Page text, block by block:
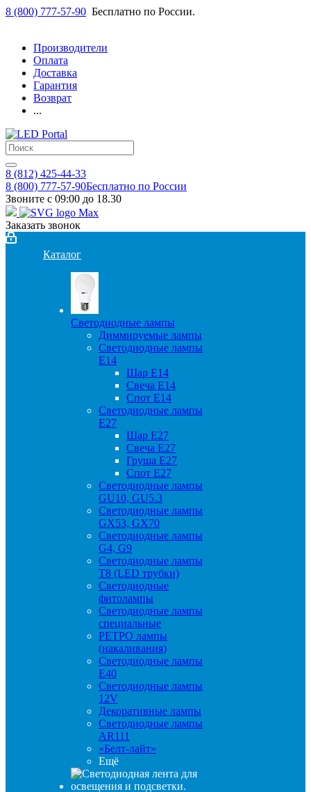
8 (800) 777-57-90 Бесплатно по России.
Производители
Оплата
Доставка
Гарантия
Возврат
...
8 (812) 425-44-33
8 (800) 777-57-90Бесплатно по России
Звоните с 09:00 до 18.30
Заказать звонок
Каталог
Светодиодные лампы
Диммируемые лампы
Светодиодные лампы
Е14
Шар Е14
Свеча Е14
Спот Е14
Светодиодные лампы
Е27
Шар Е27
Свеча Е27
Груша Е27
Спот Е27
Светодиодные лампы
GU10, GU5.3
Светодиодные лампы
GX53, GX70
Светодиодные лампы
G4, G9
Светодиодные лампы
Т8 (LED трубки)
Светодиодные
фитолампы
Светодиодные лампы
специальные
РЕТРО лампы
(накаливания)
Светодиодные лампы
E40
Светодиодные лампы
12V
Декоративные лампы
Светодиодные лампы
AR111
«Белт-лайт»
Ещё